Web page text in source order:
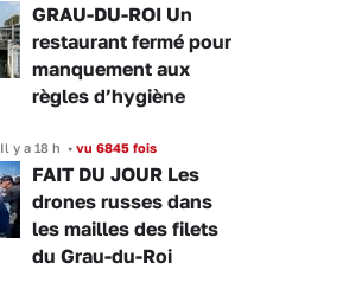
GRAU-DU-ROI Un
restaurant fermé pour
manquement aux
règles d’hygiène
Il y a 18 h • vu 6845 fois
FAIT DU JOUR Les
drones russes dans
les mailles des filets
du Grau-du-Roi